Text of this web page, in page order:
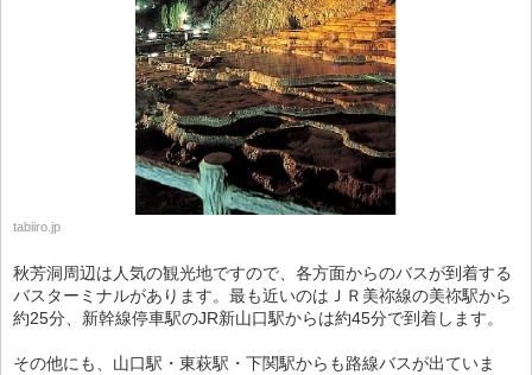
tabiiro.jp
秋芳洞周辺は人気の観光地ですので、各方面からのバスが到着する
バスターミナルがあります。最も近いのはＪＲ美祢線の美祢駅から
約25分、新幹線停車駅のJR新山口駅からは約45分で到着します。
その他にも、山口駅・東萩駅・下関駅からも路線バスが出ていま